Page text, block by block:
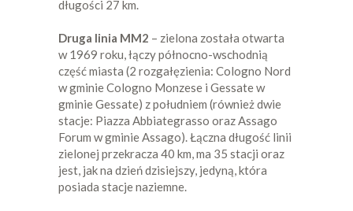
długości 27 km.
Druga linia MM2 – zielona została otwarta
w 1969 roku, łączy północno-wschodnią
część miasta (2 rozgałęzienia: Cologno Nord
w gminie Cologno Monzese i Gessate w
gminie Gessate) z południem (również dwie
stacje: Piazza Abbiategrasso oraz Assago
Forum w gminie Assago). Łączna długość linii
zielonej przekracza 40 km, ma 35 stacji oraz
jest, jak na dzień dzisiejszy, jedyną, która
posiada stacje naziemne.